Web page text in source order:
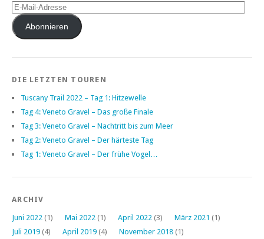
E-
Mail-
AdresseAbonnieren
DIE LETZTEN TOUREN
Tuscany Trail 2022 – Tag 1: Hitzewelle
Tag 4: Veneto Gravel – Das große Finale
Tag 3: Veneto Gravel – Nachtritt bis zum Meer
Tag 2: Veneto Gravel – Der härteste Tag
Tag 1: Veneto Gravel – Der frühe Vogel…
ARCHIV
Juni 2022 (1) Mai 2022 (1) April 2022 (3) März 2021 (1)
Juli 2019 (4) April 2019 (4) November 2018 (1)